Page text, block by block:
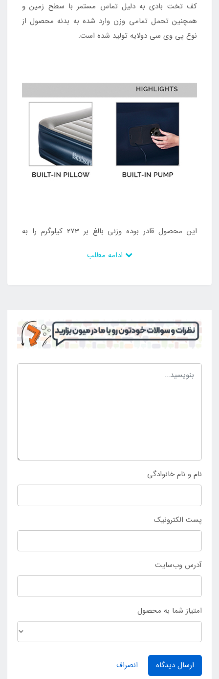
کف تخت بادی به دلیل تماس مستمر با سطح زمین و
همچنین تحمل تمامی وزن وارد شده به بدنه محصول از
نوع پی وی سی دولایه تولید شده است.
این محصول قادر بوده وزنی بالغ بر 273 کیلوگرم را به
نشان از استحکام بالای این تخت بادی به شمار می رود.
است. این پمپ در زمان راه اندازی می تواند محصول را در
زمانی کوتاه راه اندازی کرده و در زمان جمع اوری به راحتی
در کمتر از 10 دقیقه باد داخل تخت بادی را تخلیه کند. تخت
بادی مورد نظر همچنین مجهز به یک ساک حمل پارچه ای
بوده تا با استفاده از آن بتوانید از کالای خود به خوبی
نام و نام خانوادگی
پست الکترونیک
آدرس وب‌سایت
امتیاز شما به محصول
ارسال دیدگاه انصراف